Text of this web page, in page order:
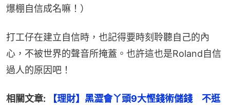
爆棚自信成名嘛！）
打工仔在建立自信時，也記得要時刻聆聽自己的內
心，不被世界的聲音所掩蓋。也許這也是Roland自信
過人的原因吧！
相關文章:
【理財】黑澀會丫頭9大慳錢術儲錢　不逛